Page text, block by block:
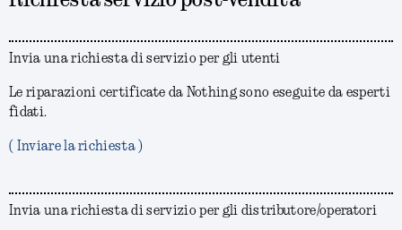
Invia una richiesta di servizio per gli utenti
Le riparazioni certificate da Nothing sono eseguite da esperti
fidati.
( Inviare la richiesta )
Invia una richiesta di servizio per gli distributore/operatori